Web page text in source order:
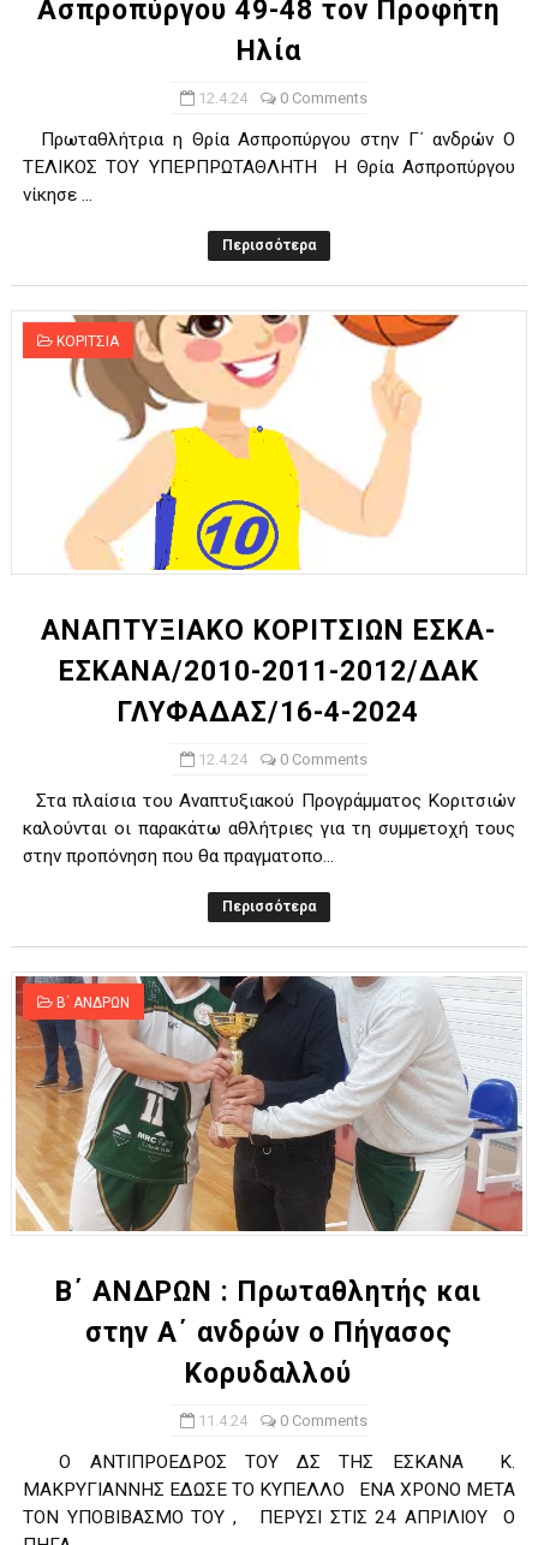
Ασπροπύργου 49-48 τον Προφήτη
Ηλία
12.4.24 0 Comments
Πρωταθλήτρια η Θρία Ασπροπύργου στην Γ΄ ανδρών Ο
ΤΕΛΙΚΟΣ ΤΟΥ ΥΠΕΡΠΡΩΤΑΘΛΗΤΗ Η Θρία Ασπροπύργου
νίκησε ...
Περισσότερα
ΚΟΡΙΤΣΙΑ
ΑΝΑΠΤΥΞΙΑΚΟ ΚΟΡΙΤΣΙΩΝ ΕΣΚΑ-
ΕΣΚΑΝΑ/2010-2011-2012/ΔΑΚ
ΓΛΥΦΑΔΑΣ/16-4-2024
12.4.24 0 Comments
Στα πλαίσια του Αναπτυξιακού Προγράμματος Κοριτσιών
καλούνται οι παρακάτω αθλήτριες για τη συμμετοχή τους
στην προπόνηση που θα πραγματοπο...
Περισσότερα
Β΄ ΑΝΔΡΩΝ
Β΄ ΑΝΔΡΩΝ : Πρωταθλητής και
στην Α΄ ανδρών ο Πήγασος
Κορυδαλλού
11.4.24 0 Comments
Ο ΑΝΤΙΠΡΟΕΔΡΟΣ ΤΟΥ ΔΣ ΤΗΣ ΕΣΚΑΝΑ Κ.
ΜΑΚΡΥΓΙΑΝΝΗΣ ΕΔΩΣΕ ΤΟ ΚΥΠΕΛΛΟ ENA ΧΡΟΝΟ ΜΕΤΑ
ΤΟΝ ΥΠΟΒΙΒΑΣΜΟ ΤΟΥ , ΠΕΡΥΣΙ ΣΤΙΣ 24 ΑΠΡΙΛΙΟΥ Ο